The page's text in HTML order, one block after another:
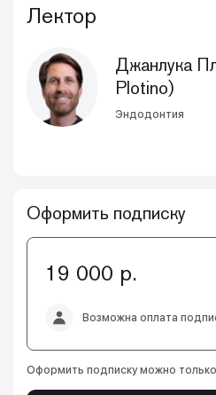
Лектор
Джанлука
Plotino)
Эндодонтия
Оформить подписку
19 000 р.
Возможна оплата
Оформить подписку можно